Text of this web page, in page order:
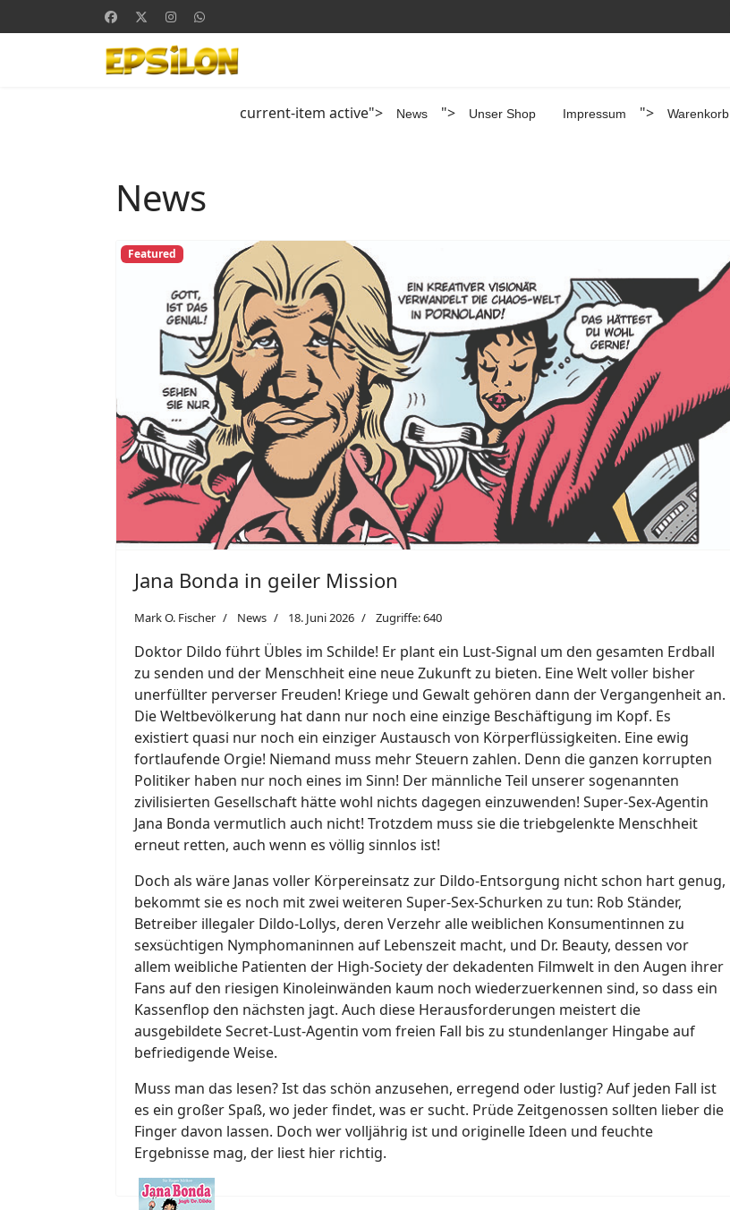
current-item active"> News "> Unser Shop Impressum "> Warenkorb
News
Featured
Jana Bonda in geiler Mission
Mark O. Fischer News 18. Juni 2026 Zugriffe: 640
Doktor Dildo führt Übles im Schilde! Er plant ein Lust-Signal um den gesamten Erdball
zu senden und der Menschheit eine neue Zukunft zu bieten. Eine Welt voller bisher
unerfüllter perverser Freuden! Kriege und Gewalt gehören dann der Vergangenheit an.
Die Weltbevölkerung hat dann nur noch eine einzige Beschäftigung im Kopf. Es
existiert quasi nur noch ein einziger Austausch von Körperflüssigkeiten. Eine ewig
fortlaufende Orgie! Niemand muss mehr Steuern zahlen. Denn die ganzen korrupten
Politiker haben nur noch eines im Sinn! Der männliche Teil unserer sogenannten
zivilisierten Gesellschaft hätte wohl nichts dagegen einzuwenden! Super-Sex-Agentin
Jana Bonda vermutlich auch nicht! Trotzdem muss sie die triebgelenkte Menschheit
erneut retten, auch wenn es völlig sinnlos ist!
Doch als wäre Janas voller Körpereinsatz zur Dildo-Entsorgung nicht schon hart genug,
bekommt sie es noch mit zwei weiteren Super-Sex-Schurken zu tun: Rob Ständer,
Betreiber illegaler Dildo-Lollys, deren Verzehr alle weiblichen Konsumentinnen zu
sexsüchtigen Nymphomaninnen auf Lebenszeit macht, und Dr. Beauty, dessen vor
allem weibliche Patienten der High-Society der dekadenten Filmwelt in den Augen ihrer
Fans auf den riesigen Kinoleinwänden kaum noch wiederzuerkennen sind, so dass ein
Kassenflop den nächsten jagt. Auch diese Herausforderungen meistert die
ausgebildete Secret-Lust-Agentin vom freien Fall bis zu stundenlanger Hingabe auf
befriedigende Weise.
Muss man das lesen? Ist das schön anzusehen, erregend oder lustig? Auf jeden Fall ist
es ein großer Spaß, wo jeder findet, was er sucht. Prüde Zeitgenossen sollten lieber die
Finger davon lassen. Doch wer volljährig ist und originelle Ideen und feuchte
Ergebnisse mag, der liest hier richtig.